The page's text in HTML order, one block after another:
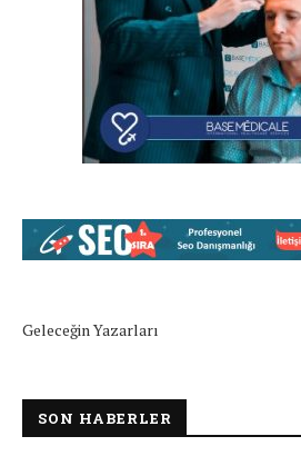
Geleceğin Yazarları
SON HABERLER